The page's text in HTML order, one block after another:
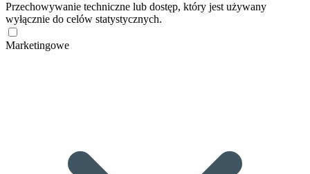
Przechowywanie techniczne lub dostęp, który jest używany
wyłącznie do celów statystycznych.
Marketingowe